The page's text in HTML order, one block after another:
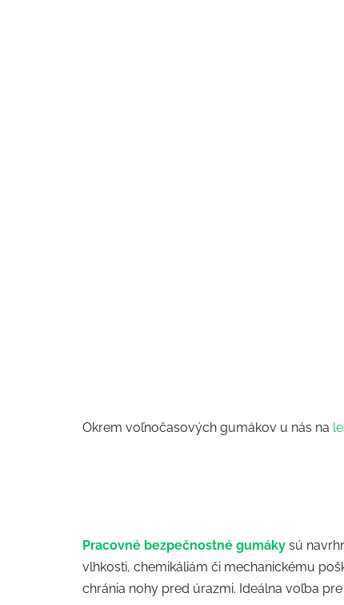
Okrem voľnočasových gumákov u nás na
Pracovné bezpečnostné gumáky sú
vlhkosti, chemikáliám či mechanickému
chránia nohy pred úrazmi. Ideálna voľba